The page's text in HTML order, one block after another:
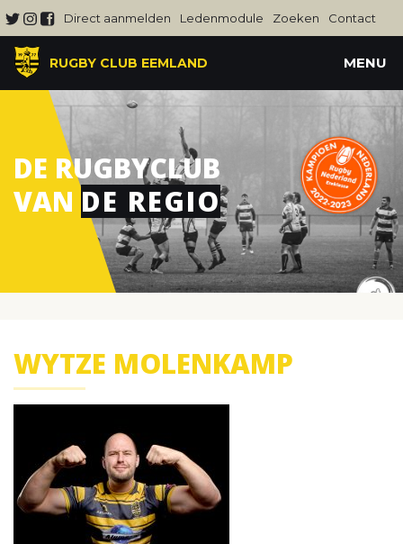
Direct aanmelden Ledenmodule Zoeken Contact
RUGBY CLUB EEMLAND MENU
DE RUGBYCLUB
VAN DE REGIO
WYTZE MOLENKAMP